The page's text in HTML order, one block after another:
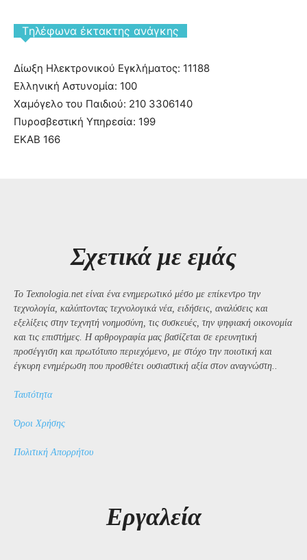
Tηλέφωνα έκτακτης ανάγκης
Δίωξη Ηλεκτρονικού Εγκλήματος: 11188
Ελληνική Αστυνομία: 100
Χαμόγελο του Παιδιού: 210 3306140
Πυροσβεστική Υπηρεσία: 199
ΕΚΑΒ 166
Σχετικά με εμάς
Το Texnologia.net είναι ένα ενημερωτικό μέσο με επίκεντρο την
τεχνολογία, καλύπτοντας τεχνολογικά νέα, ειδήσεις, αναλύσεις και
εξελίξεις στην τεχνητή νοημοσύνη, τις συσκευές, την ψηφιακή οικονομία
και τις επιστήμες. Η αρθρογραφία μας βασίζεται σε ερευνητική
προσέγγιση και πρωτότυπο περιεχόμενο, με στόχο την ποιοτική και
έγκυρη ενημέρωση που προσθέτει ουσιαστική αξία στον αναγνώστη..
Ταυτότητα
Όροι Χρήσης
Πολιτική Απορρήτου
Εργαλεία